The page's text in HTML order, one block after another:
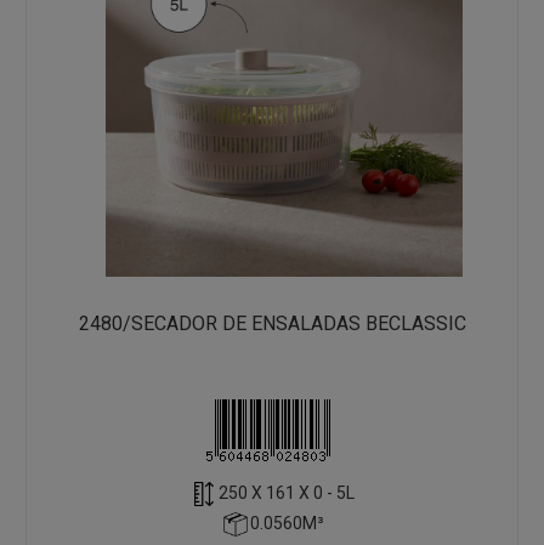
2480/SECADOR DE ENSALADAS BECLASSIC
250 X 161 X 0 - 5L
0.0560M³